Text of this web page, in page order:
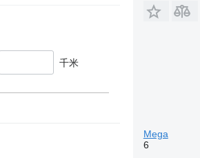
千米
Mega
6